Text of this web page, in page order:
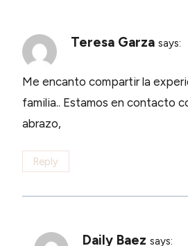
Teresa Garza says:
Me encanto compartir la
familia.. Estamos en contacto
abrazo,
Reply
Daily Baez says: